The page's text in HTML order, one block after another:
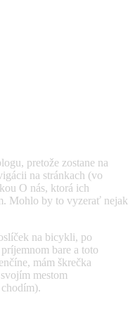
pretože zostane na
na stránkach (vo
O nás, ktorá ich
Mohlo by to vyzerať nejak
na bicykli, po
bare a toto
mám škrečka
mestom